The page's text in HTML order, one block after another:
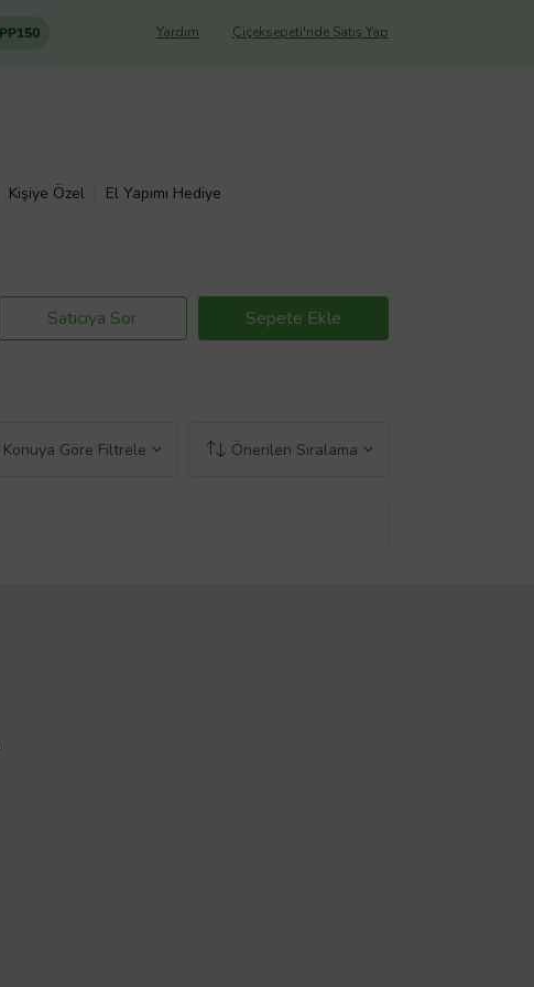
Çiçeksepeti'nde Satış Yap
Yardım
Kişiye Özel El Yapımı Hediye
Satıcıya Sor Sepete Ekle
Konuya Göre Filtrele Önerilen Sıralama